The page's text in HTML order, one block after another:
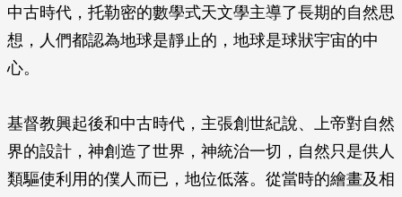
中古時代，托勒密的數學式天文學主導了長期的自然思
想，人們都認為地球是靜止的，地球是球狀宇宙的中
心。
基督教興起後和中古時代，主張創世紀說、上帝對自然
界的設計，神創造了世界，神統治一切，自然只是供人
類驅使利用的僕人而已，地位低落。從當時的繪畫及相